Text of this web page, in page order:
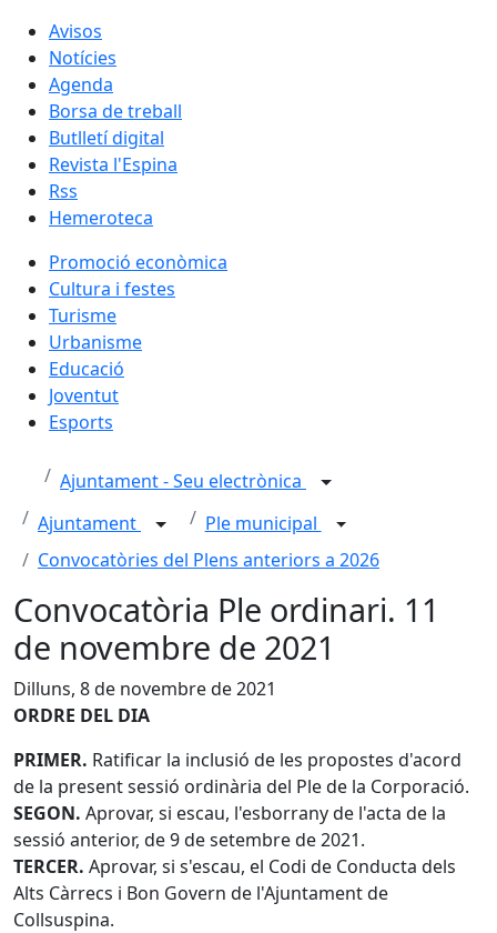
Avisos
Notícies
Agenda
Borsa de treball
Butlletí digital
Revista l'Espina
Rss
Hemeroteca
Promoció econòmica
Cultura i festes
Turisme
Urbanisme
Educació
Joventut
Esports
Ajuntament - Seu electrònica
Ajuntament
Ple municipal
Convocatòries del Plens anteriors a 2026
Convocatòria Ple ordinari. 11
de novembre de 2021
Dilluns, 8 de novembre de 2021
ORDRE DEL DIA
PRIMER. Ratificar la inclusió de les propostes d'acord
de la present sessió ordinària del Ple de la Corporació.
SEGON. Aprovar, si escau, l'esborrany de l'acta de la
sessió anterior, de 9 de setembre de 2021.
TERCER. Aprovar, si s'escau, el Codi de Conducta dels
Alts Càrrecs i Bon Govern de l'Ajuntament de
Collsuspina.